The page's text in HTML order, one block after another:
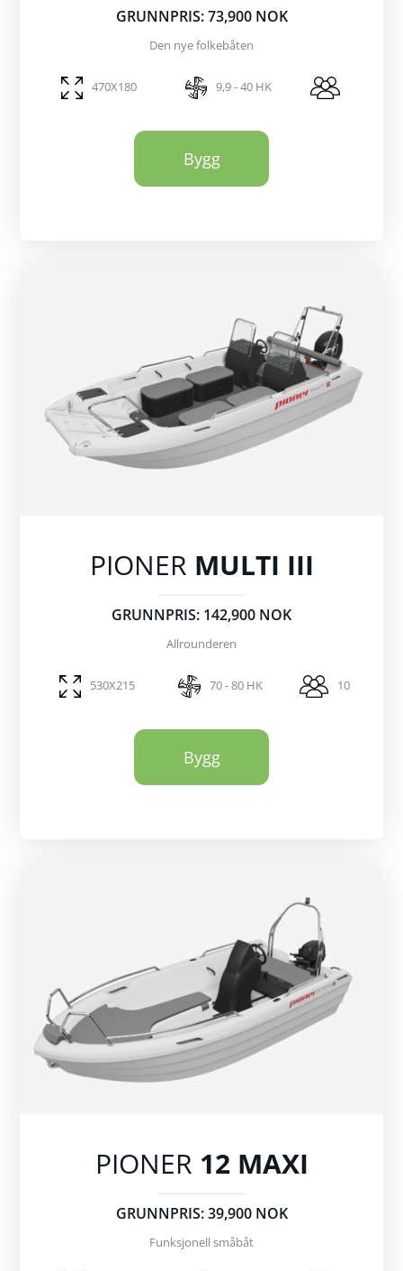
GRUNNPRIS: 73,900 NOK
Den nye folkebåten
470X180 9,9 - 40 HK
Bygg
PIONER MULTI III
GRUNNPRIS: 142,900 NOK
Allrounderen
530X215 70 - 80 HK 10
Bygg
PIONER 12 MAXI
GRUNNPRIS: 39,900 NOK
Funksjonell småbåt